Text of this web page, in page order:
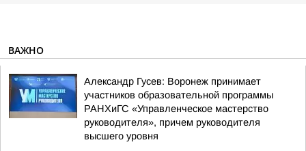
ВАЖНО
Александр Гусев: Воронеж принимает
участников образовательной программы
РАНХиГС «Управленческое мастерство
руководителя», причем руководителя
высшего уровня